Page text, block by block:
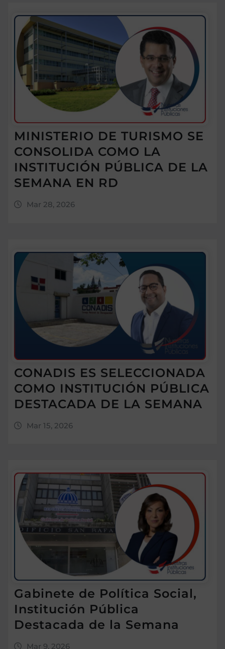
MINISTERIO DE TURISMO SE
CONSOLIDA COMO LA
INSTITUCIÓN PÚBLICA DE LA
SEMANA EN RD
Mar 28, 2026
CONADIS ES SELECCIONADA
COMO INSTITUCIÓN PÚBLICA
DESTACADA DE LA SEMANA
Mar 15, 2026
Gabinete de Política Social,
Institución Pública
Destacada de la Semana
Mar 9, 2026